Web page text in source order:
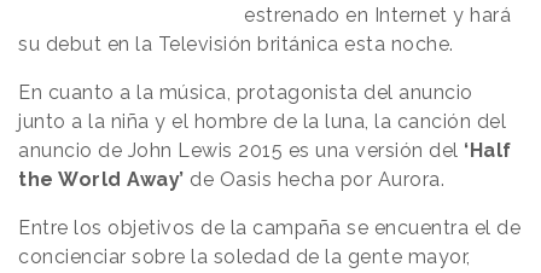
estrenado en Internet y hará
su debut en la Televisión británica esta noche.
En cuanto a la música, protagonista del anuncio
junto a la niña y el hombre de la luna, la canción del
anuncio de John Lewis 2015 es una versión del ‘Half
the World Away’ de Oasis hecha por Aurora.
Entre los objetivos de la campaña se encuentra el de
concienciar sobre la soledad de la gente mayor,